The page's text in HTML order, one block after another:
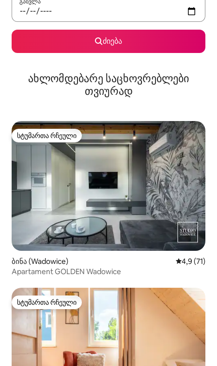
ძიება
ახლომდებარე საცხოვრებლები
თვიურად
სტუმართა რჩეული
სტუმართა რჩეული
ბინა (Wadowice) საშუალო
4,9 (71)
Apartament GOLDEN Wadowice
სტუმართა რჩეული
სტუმართა რჩეული